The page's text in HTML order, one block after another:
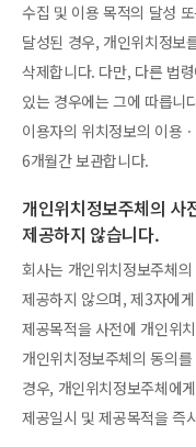
수집 및 이용 목적의 달성
달성된 경우, 개인위치정보
삭제합니다. 다만, 다른 법
있는 경우에는 그에 따릅니
이용자의 위치정보의 이용
6개월간 보관합니다.
개인위치정보주체의 사
제공하지 않습니다.
회사는 개인위치정보주체
제공하지 않으며, 제3자에
제공목적을 사전에 개인위
개인위치정보주체의 동의
경우, 개인위치정보주체에
제공일시 및 제공목적을 즉